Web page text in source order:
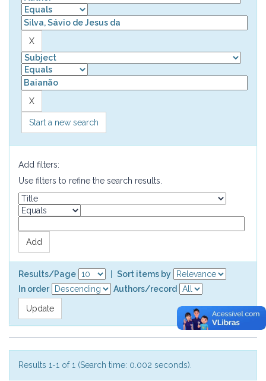
Start a new search
Add filters:
Use filters to refine the search results.
Results/Page
Sort items by
In order
Authors/record
Results 1-1 of 1 (Search time: 0.002 seconds).